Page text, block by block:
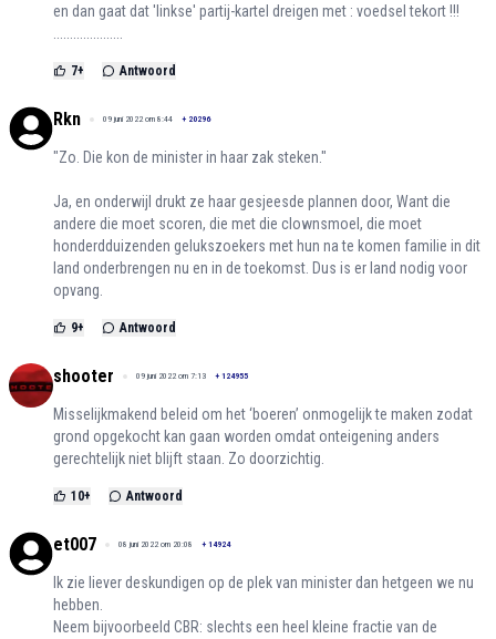
en dan gaat dat 'linkse' partij-kartel dreigen met : voedsel tekort !!!
.....................
7+ Antwoord
Rkn 09 juni 2022 om 8:44 + 20296
"Zo. Die kon de minister in haar zak steken."
Ja, en onderwijl drukt ze haar gesjeesde plannen door, Want die
andere die moet scoren, die met die clownsmoel, die moet
honderdduizenden gelukszoekers met hun na te komen familie in dit
land onderbrengen nu en in de toekomst. Dus is er land nodig voor
opvang.
9+ Antwoord
shooter 09 juni 2022 om 7:13 + 124955
Misselijkmakend beleid om het ‘boeren’ onmogelijk te maken zodat
grond opgekocht kan gaan worden omdat onteigening anders
gerechtelijk niet blijft staan. Zo doorzichtig.
10+ Antwoord
et007 08 juni 2022 om 20:08 + 14924
Ik zie liever deskundigen op de plek van minister dan hetgeen we nu
hebben.
Neem bijvoorbeeld CBR: slechts een heel kleine fractie van de